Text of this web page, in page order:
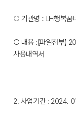
○ 기관명 : LH행복꿈
○ 내용 :【파일첨부】
사용내역서
2. 사업기간 : 2024.